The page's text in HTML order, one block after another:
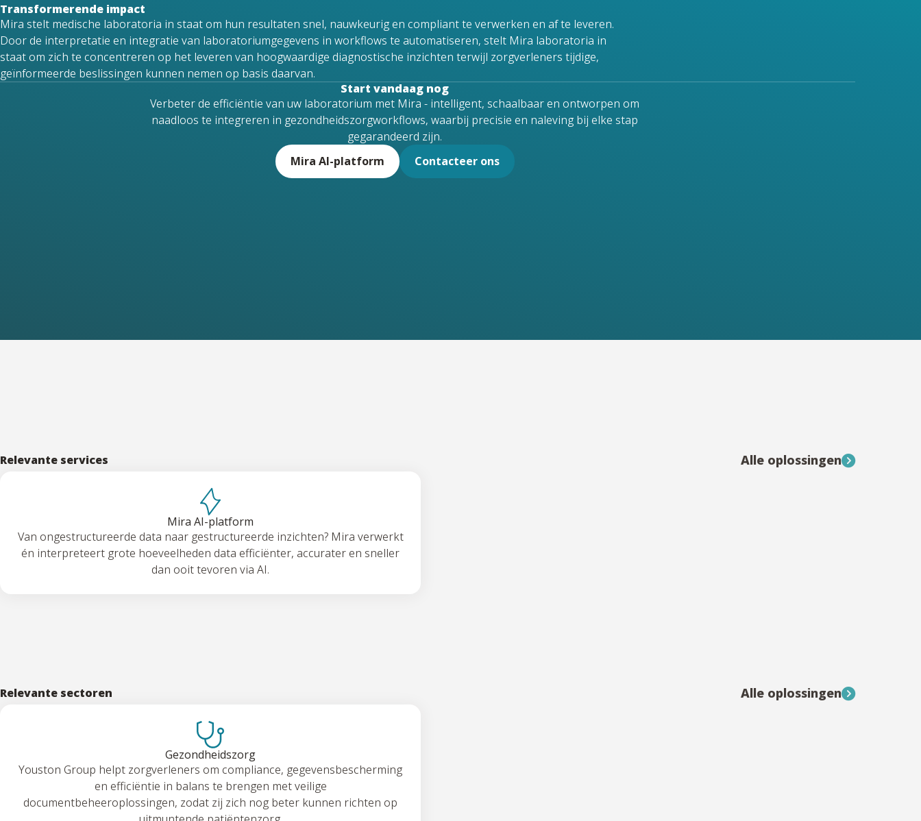
Transformerende impact
Mira stelt medische laboratoria in staat om hun resultaten snel, nauwkeurig en compliant te verwerken en af te leveren.
Door de interpretatie en integratie van laboratoriumgegevens in workflows te automatiseren, stelt Mira laboratoria in
staat om zich te concentreren op het leveren van hoogwaardige diagnostische inzichten terwijl zorgverleners tijdige,
geïnformeerde beslissingen kunnen nemen op basis daarvan.
Start vandaag nog
Verbeter de efficiëntie van uw laboratorium met Mira - intelligent, schaalbaar en ontworpen om
naadloos te integreren in gezondheidszorgworkflows, waarbij precisie en naleving bij elke stap
gegarandeerd zijn.
Mira AI-platform
Contacteer ons
Relevante services Alle oplossingen
Mira AI-platform
Van ongestructureerde data naar gestructureerde inzichten? Mira verwerkt
én interpreteert grote hoeveelheden data efficiënter, accurater en sneller
dan ooit tevoren via AI.
Relevante sectoren Alle oplossingen
Gezondheidszorg
Youston Group helpt zorgverleners om compliance, gegevensbescherming
en efficiëntie in balans te brengen met veilige
documentbeheeroplossingen, zodat zij zich nog beter kunnen richten op